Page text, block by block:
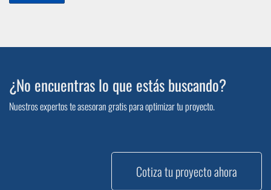
¿No encuentras lo que estás buscando?
Nuestros expertos te asesoran gratis para optimizar tu proyecto.
Cotiza tu proyecto ahora